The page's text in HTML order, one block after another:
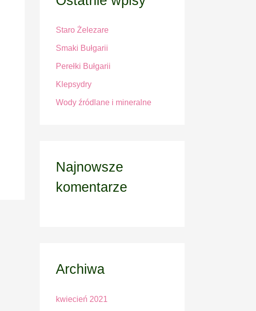
f
o
r
Staro Żelezare
Smaki Bułgarii
Perełki Bułgarii
Klepsydry
Wody źródlane i mineralne
Najnowsze
komentarze
Archiwa
kwiecień 2021